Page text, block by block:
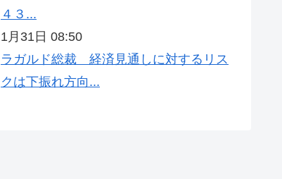
４３...
1月31日 08:50
ラガルド総裁 経済見通しに対するリス
クは下振れ方向...